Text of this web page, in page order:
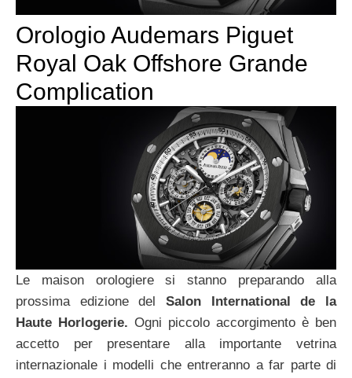
Orologio Audemars Piguet
Royal Oak Offshore Grande
Complication
Le maison orologiere si stanno preparando alla
prossima edizione del Salon International de la
Haute Horlogerie. Ogni piccolo accorgimento è ben
accetto per presentare alla importante vetrina
internazionale i modelli che entreranno a far parte di